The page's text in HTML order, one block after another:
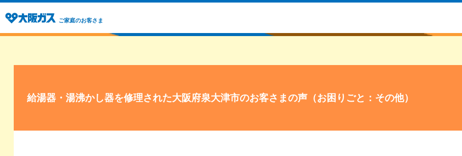
ご家庭のお客さま
給湯器・湯沸かし器を修理された大阪府泉大津市のお客さまの声（お困りごと：その他）